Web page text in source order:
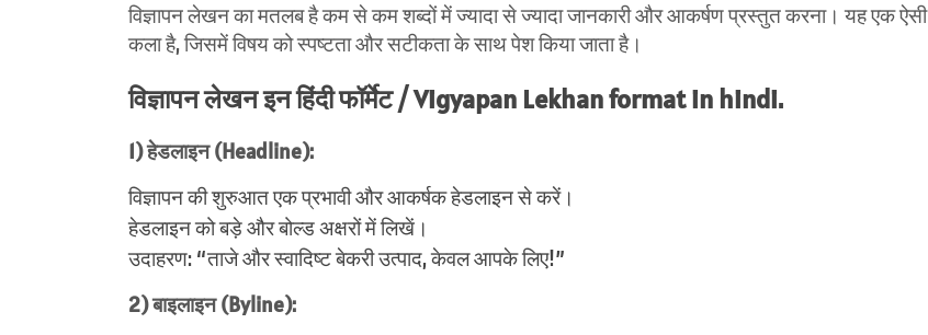
विज्ञापन लेखन का मतलब है कम से कम शब्दों में ज्यादा से ज्यादा जानकारी और आकर्षण प्रस्तुत करना। यह एक ऐसी
कला है, जिसमें विषय को स्पष्टता और सटीकता के साथ पेश किया जाता है।
विज्ञापन लेखन इन हिंदी फॉर्मेट / Vigyapan Lekhan format in hindi.
1) हेडलाइन (Headline):
विज्ञापन की शुरुआत एक प्रभावी और आकर्षक हेडलाइन से करें।
हेडलाइन को बड़े और बोल्ड अक्षरों में लिखें।
उदाहरण: “ताजे और स्वादिष्ट बेकरी उत्पाद, केवल आपके लिए!”
2) बाइलाइन (Byline):